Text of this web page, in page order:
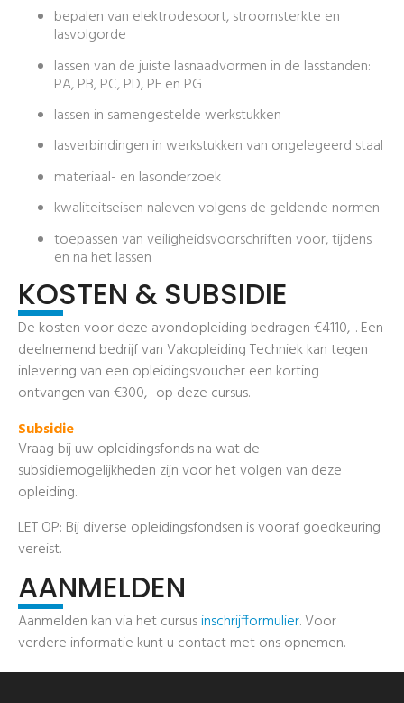
bepalen van elektrodesoort, stroomsterkte en
lasvolgorde
lassen van de juiste lasnaadvormen in de lasstanden:
PA, PB, PC, PD, PF en PG
lassen in samengestelde werkstukken
lasverbindingen in werkstukken van ongelegeerd staal
materiaal- en lasonderzoek
kwaliteitseisen naleven volgens de geldende normen
toepassen van veiligheidsvoorschriften voor, tijdens
en na het lassen
KOSTEN & SUBSIDIE
De kosten voor deze avondopleiding bedragen €4110,-. Een
deelnemend bedrijf van Vakopleiding Techniek kan tegen
inlevering van een opleidingsvoucher een korting
ontvangen van €300,- op deze cursus.
Subsidie
Vraag bij uw opleidingsfonds na wat de
subsidiemogelijkheden zijn voor het volgen van deze
opleiding.
LET OP: Bij diverse opleidingsfondsen is vooraf goedkeuring
vereist.
AANMELDEN
Aanmelden kan via het cursusinschrijfformulier. Voor
verdere informatie kunt u contact met ons opnemen.